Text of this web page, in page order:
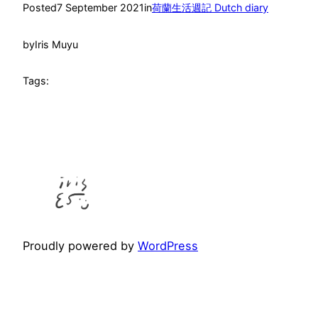
Posted7 September 2021in荷蘭生活週記 Dutch diary
byIris Muyu
Tags:
Proudly powered by WordPress